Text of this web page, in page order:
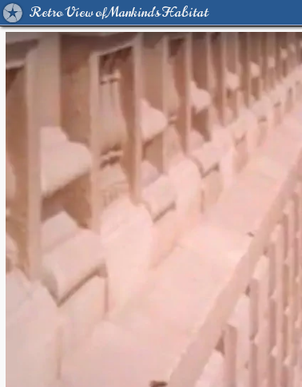
Retro View of Mankind's Habitat